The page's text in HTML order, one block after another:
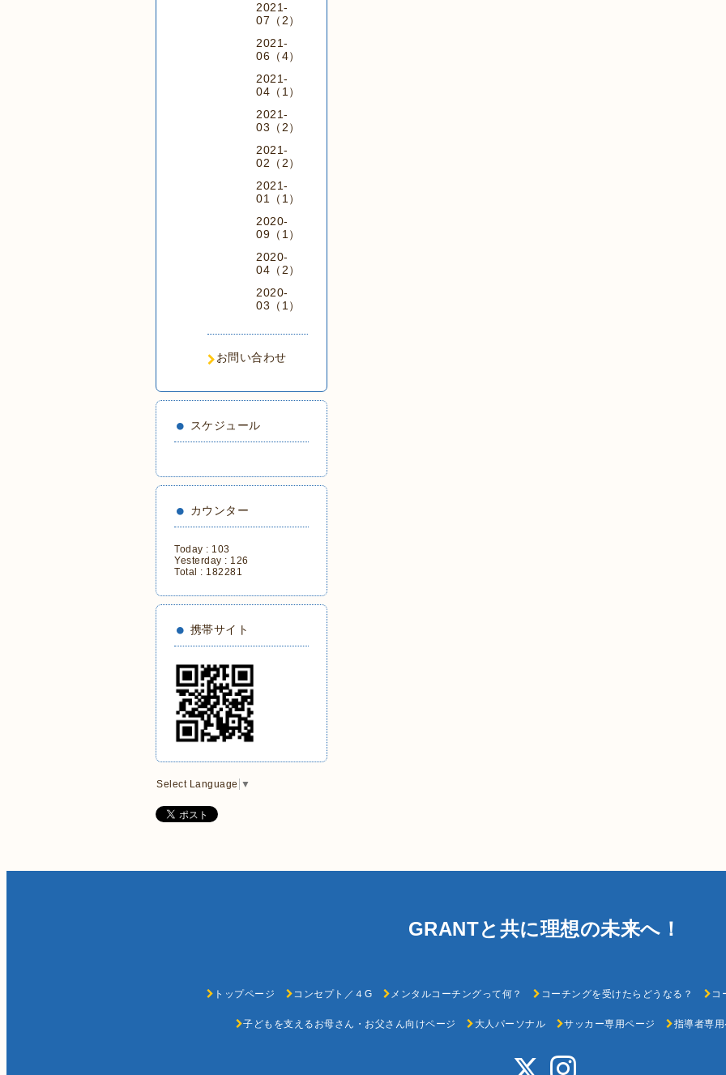
2021-
07（2）
2021-
06（4）
2021-
04（1）
2021-
03（2）
2021-
02（2）
2021-
01（1）
2020-
09（1）
2020-
04（2）
2020-
03（1）
お問い合わせ
スケジュール
カウンター
Today : 103
Yesterday : 126
Total : 182281
携帯サイト
Select Language ▼
GRANTと共に理想の未来へ！
トップページ コンセプト／４G メンタルコーチングって何？ コーチングを受けたらどうなる？ コ
子どもを支えるお母さん・お父さん向けページ 大人パーソナル サッカー専用ページ 指導者専用